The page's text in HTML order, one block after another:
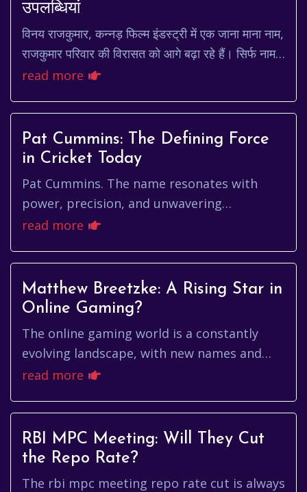
उपलब्धियां
विनय राजकुमार, कन्नड़ फिल्म इंडस्ट्री में एक जाना माना नाम,
राजकुमार परिवार की विरासत को आगे बढ़ा रहे हैं। सिर्फ नाम
ही नहीं, बल्कि अभिनय प्रतिभा और ...
read more
Pat Cummins: The Defining Force
in Cricket Today
Pat Cummins. The name resonates with
power, precision, and unwavering
determination. He's not just another
read more
Matthew Breetzke: A Rising Star in
Online Gaming?
The online gaming world is a constantly
evolving landscape, with new names and
faces emerging all the time. One name
read more
RBI MPC Meeting: Will They Cut
the Repo Rate?
The rbi mpc meeting repo rate cut is always